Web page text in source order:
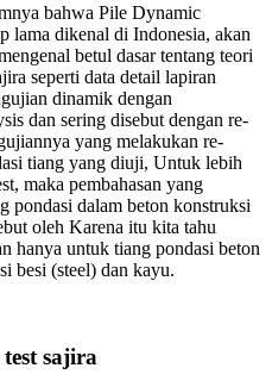
bahwa Pile Dynamic
lama dikenal di Indonesia, akan
betul dasar tentang teori
seperti data detail lapiran
dinamik dengan
dan sering disebut dengan re-
yang melakukan re-
tiang yang diuji, Untuk lebih
maka pembahasan yang
pondasi dalam beton konstruksi
oleh Karena itu kita tahu
hanya untuk tiang pondasi beton
besi (steel) dan kayu.
sajira